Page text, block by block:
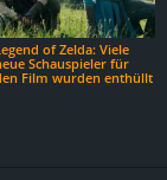
of Zelda: Viele
Schauspieler für
Film wurden enthüllt